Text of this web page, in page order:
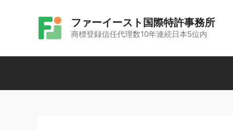
ン
へ
ファーイースト国際特許事務所
商標登録信任代理数10年連続日本5位内